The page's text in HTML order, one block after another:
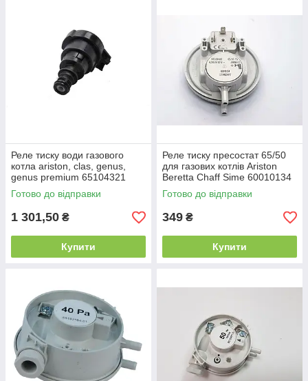
Реле тиску води газового
котла ariston, clas, genus,
genus premium 65104321
Готово до відправки
1 301,50 ₴
Купити
Реле тиску пресостат 65/50
для газових котлів Ariston
Beretta Chaff Sime 60010134
Готово до відправки
349 ₴
Купити